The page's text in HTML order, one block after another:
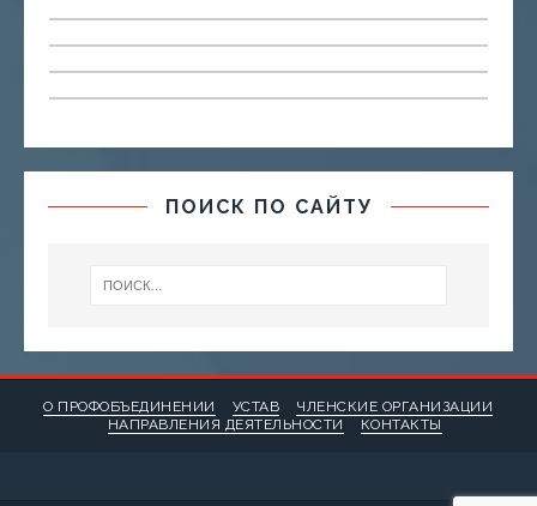
ПОИСК ПО САЙТУ
О ПРОФОБЪЕДИНЕНИИ УСТАВ
ЧЛЕНСКИЕ ОРГАНИЗАЦИИ
НАПРАВЛЕНИЯ ДЕЯТЕЛЬНОСТИ
КОНТАКТЫ